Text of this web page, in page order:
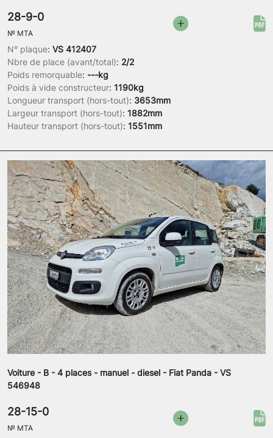
N° plaque: VS 412407
Nbre de place (avant/total): 2/2
Poids remorquable: ---kg
Poids à vide constructeur: 1190kg
Longueur transport (hors-tout): 3653mm
Largeur transport (hors-tout): 1882mm
Hauteur transport (hors-tout): 1551mm
28-9-0
№ MTA
Voiture - B - 4 places - manuel - diesel - Fiat Panda - VS
546948
28-15-0
№ MTA